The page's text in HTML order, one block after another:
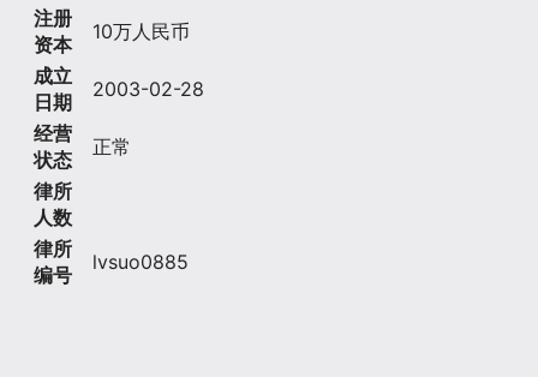
注册
资本
10万人民币
成立
日期
2003-02-28
经营
状态
正常
律所
人数
律所
编号
lvsuo0885